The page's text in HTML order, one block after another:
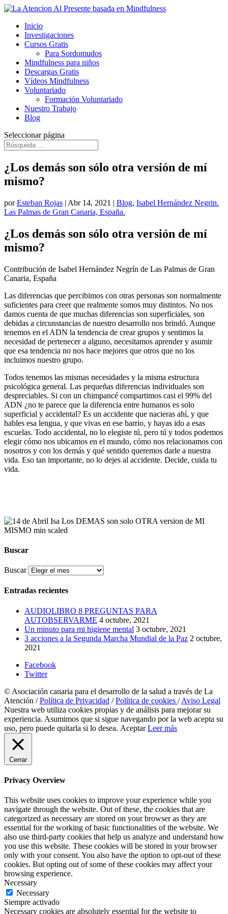
Inicio
Investigaciones
Cursos Gratis
Para Sordomudos
Mindfulness para niños
Descargas Gratis
Vídeos Mindfulness
Voluntariado
Formación Voluntariado
Nuestro Trabajo
Blog
Seleccionar página
¿Los demás son sólo otra versión de mí
mismo?
porEsteban Rojas | Abr 14, 2021 | Blog, Isabel Hernández Negrin.
Las Palmas de Gran Canaria, España.
¿Los demás son sólo otra versión de mí
mismo?
Contribución de Isabel Hernández Negrín de Las Palmas de Gran
Canaria, España
Las diferencias que percibimos con otras personas son normalmente
suficientes para creer que realmente somos muy distintos. No nos
damos cuenta de que muchas diferencias son superficiales, son
debidas a circunstancias de nuestro desarrollo nos brindó. Aunque
tenemos en el ADN la tendencia de crear grupos y sentimos la
necesidad de pertenecer a alguno, necesitamos aprender y asumir
que esa tendencia no nos hace mejores que otros que no los
incluimos nuestro grupo.
Todos tenemos las mismas necesidades y la misma estructura
psicológica general. Las pequeñas diferencias individuales son
despreciables. Si con un chimpancé compartimos casi el 99% del
ADN ¿no te parece que la diferencia entre humanos es solo
superficial y accidental? Es un accidente que nacieras ahí, y que
hables esa lengua, y que vivas en ese barrio, y hayas ido a esas
escuelas. Todo accidental, no lo elegiste tú, pero tú y todos podemos
elegir cómo nos ubicamos en el mundo, cómo nos relacionamos con
nosotros y con los demás y qué sentido queremos darle a nuestra
vida. Eso tan importante, no lo dejes al accidente. Decide, cuida tu
vida.
Buscar
Buscar
Entradas recientes
AUDIOLIBRO 8 PREGUNTAS PARA
AUTOBSERVARME 4 octubre, 2021
Un minuto para mi higiene mental 3 octubre, 2021
3 acciones a la Segunda Marcha Mundial de la Paz 2 octubre,
2021
Facebook
Twitter
© Asociación canaria para el desarrollo de la salud a través de La
Atención /Política de Privacidad /Política de cookies /Aviso Legal
Nuestra web utiliza cookies propias y de análisis para mejorar su
experiencia. Asumimos que si sigue navegando por la web acepta su
uso, pero puede quitarla si lo desea. Aceptar Leer más
Cerrar
Privacy Overview
This website uses cookies to improve your experience while you
navigate through the website. Out of these, the cookies that are
categorized as necessary are stored on your browser as they are
essential for the working of basic functionalities of the website. We
also use third-party cookies that help us analyze and understand how
you use this website. These cookies will be stored in your browser
only with your consent. You also have the option to opt-out of these
cookies. But opting out of some of these cookies may affect your
browsing experience.
Necessary
Necessary
Siempre activado
Necessary cookies are absolutely essential for the website to